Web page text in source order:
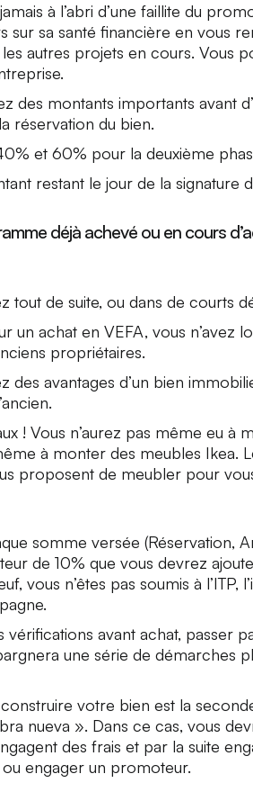
jamais à l’abri d’une faillite du
sur sa santé financière en vous
autres projets en cours. Vous
des montants importants avant
réservation du bien.
et 60% pour la deuxième
restant le jour de la signature
déjà achevé ou en cours
tout de suite, ou dans de courts
un achat en VEFA, vous n’avez
propriétaires.
des avantages d’un bien
! Vous n’aurez pas même eu à
à monter des meubles Ikea.
proposent de meubler pour
somme versée (Réservation,
de 10% que vous devrez
vous n’êtes pas soumis à l’ITP,
vérifications avant achat, passer
une série de démarches
votre bien est la
nueva ». Dans ce cas, vous
des frais et par la suite
engager un promoteur.